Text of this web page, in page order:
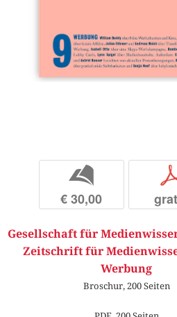
b
€ 30,00
Gesellschaft für
Zeitschrift für
Werbung
Broschur, 200 Seiten